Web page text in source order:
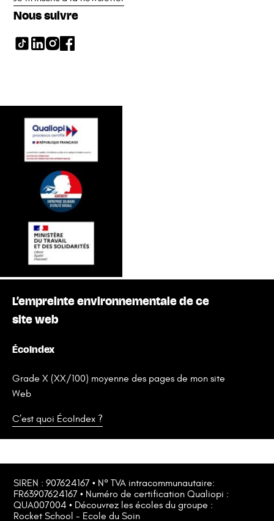
Nous suivre
L’empreinte environnementale de ce
site web
ÉcoIndex
Grade X (XX/100) moyenne des pages de mon site
Web
C’est quoi ÉcoIndex ?
SIREN : 907624167 • N° TVA intracommunautaire:
FR63907624167 • Numéro de certification Qualiopi :
QUA007004 • Découvrez les écoles du groupe :
Rocket School - Ecole du Soin